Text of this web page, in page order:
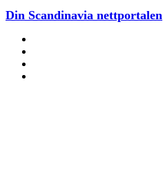
Din Scandinavia nettportalen